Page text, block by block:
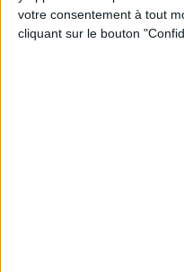
votre consentement à tout
cliquant sur le bouton